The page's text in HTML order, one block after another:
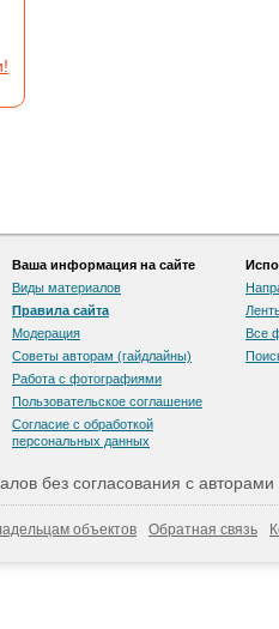
Ваша информация на сайте
Виды материалов
Правила сайта
Модерация
Советы авторам (гайдлайны)
Работа с фотографиями
Пользовательскоe соглашение
Согласие с обработкой
персональных данных
Все
без согласования с
объектов Обратная связь